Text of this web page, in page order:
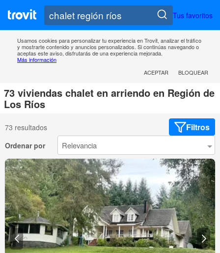
Tus favoritos
Usamos cookies para personalizar tu experiencia en Trovit, analizar el tráfico
y mostrarte contenido y anuncios personalizados. Si continúas navegando o
aceptas este aviso, disfrutarás de una experiencia mejorada.
Más información
ACEPTAR
BLOQUEAR
73 viviendas chalet en arriendo en Región de
Los Ríos
73 resultados Filtros
Ordenar por